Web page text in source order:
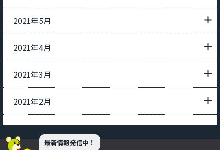
2021年5月
2021年4月
2021年3月
2021年2月
最新情報発信中！